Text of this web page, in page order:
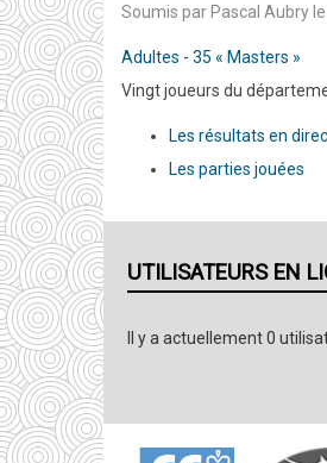
Soumis par Pascal Aubry le
Adultes - 35 « Masters »
Vingt joueurs du
Les résultats en
Les parties jouées
UTILISATEURS EN
Il y a actuellement 0